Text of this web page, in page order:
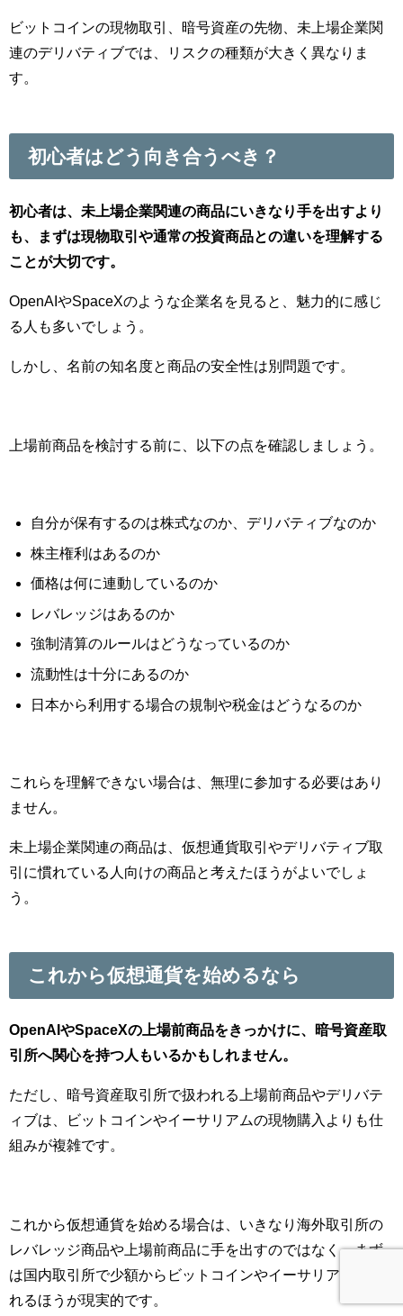
ビットコインの現物取引、暗号資産の先物、未上場企業関
連のデリバティブでは、リスクの種類が大きく異なりま
す。
初心者はどう向き合うべき？
初心者は、未上場企業関連の商品にいきなり手を出すより
も、まずは現物取引や通常の投資商品との違いを理解する
ことが大切です。
OpenAIやSpaceXのような企業名を見ると、魅力的に感じ
る人も多いでしょう。
しかし、名前の知名度と商品の安全性は別問題です。
上場前商品を検討する前に、以下の点を確認しましょう。
自分が保有するのは株式なのか、デリバティブなのか
株主権利はあるのか
価格は何に連動しているのか
レバレッジはあるのか
強制清算のルールはどうなっているのか
流動性は十分にあるのか
日本から利用する場合の規制や税金はどうなるのか
これらを理解できない場合は、無理に参加する必要はあり
ません。
未上場企業関連の商品は、仮想通貨取引やデリバティブ取
引に慣れている人向けの商品と考えたほうがよいでしょ
う。
これから仮想通貨を始めるなら
OpenAIやSpaceXの上場前商品をきっかけに、暗号資産取
引所へ関心を持つ人もいるかもしれません。
ただし、暗号資産取引所で扱われる上場前商品やデリバテ
ィブは、ビットコインやイーサリアムの現物購入よりも仕
組みが複雑です。
これから仮想通貨を始める場合は、いきなり海外取引所の
レバレッジ商品や上場前商品に手を出すのではなく、まず
は国内取引所で少額からビットコインやイーサリアムに触
れるほうが現実的です。